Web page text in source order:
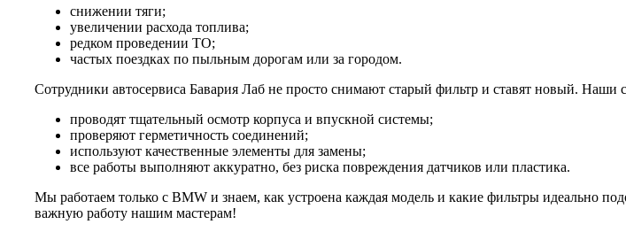
снижении тяги;
увеличении расхода топлива;
редком проведении ТО;
частых поездках по пыльным дорогам или за городом.
Сотрудники автосервиса Бавария Лаб не просто снимают старый фильтр и ставят новый. Наши
проводят тщательный осмотр корпуса и впускной системы;
проверяют герметичность соединений;
используют качественные элементы для замены;
все работы выполняют аккуратно, без риска повреждения датчиков или пластика.
Мы работаем только с BMW и знаем, как устроена каждая модель и какие фильтры идеально
важную работу нашим мастерам!